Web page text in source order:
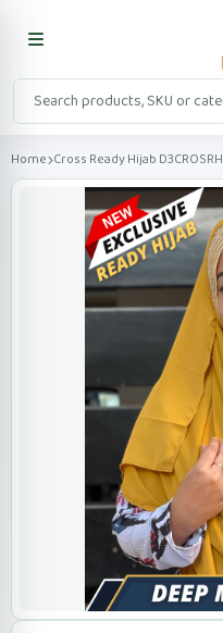
Home Cross Ready Hijab D3CROSRH